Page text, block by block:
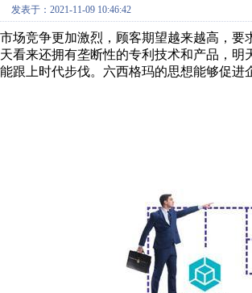
发表于：2021-11-09 10:46:42
市场竞争更加激烈，顾客期望越来越高，
天看来还拥有垄断性的专利技术和产品，
能跟上时代步伐。六西格玛的思想能够促进